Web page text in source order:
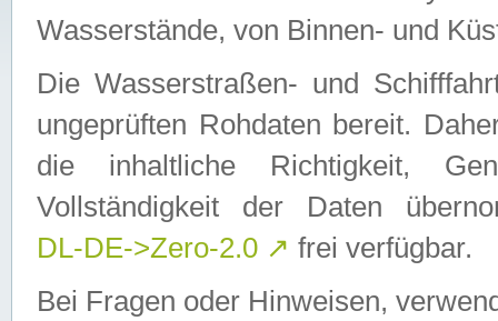
Wasserstände, von Binnen- und
Die Wasserstraßen- und
ungeprüften Rohdaten bereit.
die inhaltliche Richtigkeit,
Vollständigkeit der Daten
DL-DE->Zero-2.0 ↗ frei verfügbar.
Bei Fragen oder Hinweisen,